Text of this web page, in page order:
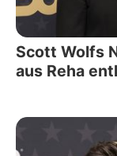
Scott Wolfs
aus Reha